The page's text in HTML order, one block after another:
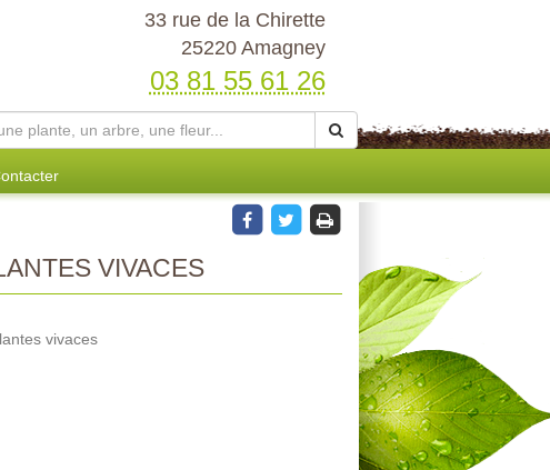
33 rue de la Chirette
25220 Amagney
03 81 55 61 26
VIVACES
vivaces